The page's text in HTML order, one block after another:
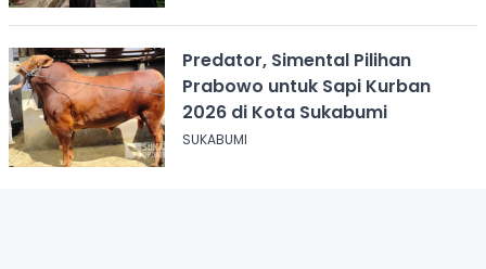
Predator, Simental Pilihan
Prabowo untuk Sapi Kurban
2026 di Kota Sukabumi
SUKABUMI